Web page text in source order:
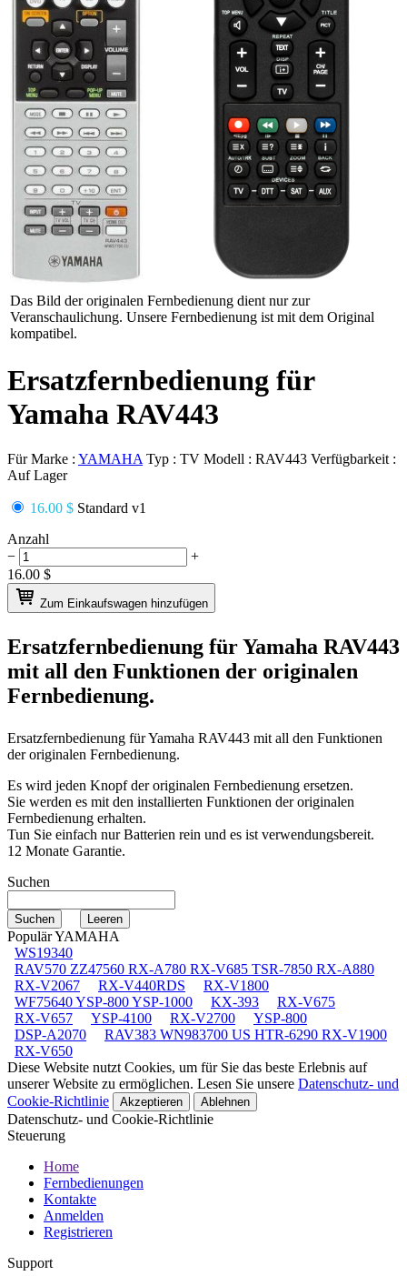
Das Bild der originalen Fernbedienung dient nur zur
Veranschaulichung. Unsere Fernbedienung ist mit dem Original
kompatibel.
Ersatzfernbedienung für
Yamaha RAV443
Für Marke : YAMAHA Typ : TV Modell : RAV443 Verfügbarkeit :
Auf Lager
16.00 $ Standard v1
Anzahl
−
+
16.00 $
Zum Einkaufswagen hinzufügen
Ersatzfernbedienung fürYamaha RAV443
mit all den Funktionen der originalen
Fernbedienung.
Ersatzfernbedienung fürYamaha RAV443 mit all den Funktionen
der originalen Fernbedienung.
Es wird jeden Knopf der originalen Fernbedienung ersetzen.
Sie werden es mit den installierten Funktionen der originalen
Fernbedienung erhalten.
Tun Sie einfach nur Batterien rein und es ist verwendungsbereit.
12 Monate Garantie.
Suchen
Populär YAMAHA
WS19340
RAV570 ZZ47560 RX-A780 RX-V685 TSR-7850 RX-A880
RX-V2067
RX-V440RDS
RX-V1800
WF75640 YSP-800 YSP-1000
KX-393
RX-V675
RX-V657
YSP-4100 RX-V2700
YSP-800
DSP-A2070
RAV383 WN983700 US HTR-6290 RX-V1900
RX-V650
Diese Website nutzt Cookies, um für Sie das beste Erlebnis auf
unserer Website zu ermöglichen. Lesen Sie unsere Datenschutz- und
Cookie-Richtlinie
Akzeptieren Ablehnen
Datenschutz- und Cookie-Richtlinie
Steuerung
Home
Fernbedienungen
Kontakte
Anmelden
Registrieren
Support